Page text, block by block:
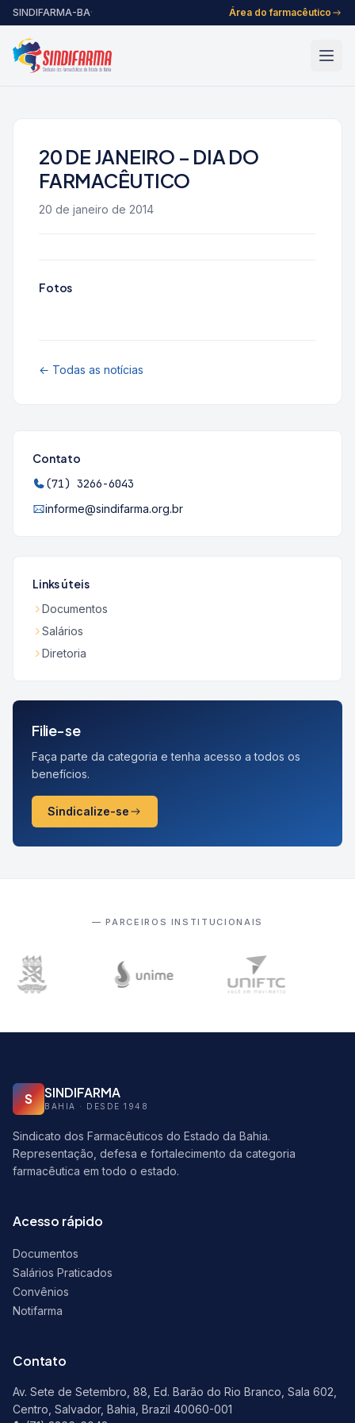
Pular para o conteúdo
SINDIFARMA-BA· Área do farmacêutico
20 DE JANEIRO – DIA DO
FARMACÊUTICO
20 de janeiro de 2014
Fotos
← Todas as notícias
Contato
(71) 3266-6043
informe@sindifarma.org.br
Links úteis
Documentos
Salários
Diretoria
Filie-se
Faça parte da categoria e tenha acesso a todos os
benefícios.
Sindicalize-se
— PARCEIROS INSTITUCIONAIS
S SINDIFARMA
BAHIA · DESDE 1948
Sindicato dos Farmacêuticos do Estado da Bahia.
Representação, defesa e fortalecimento da categoria
farmacêutica em todo o estado.
Acesso rápido
Documentos
Salários Praticados
Convênios
Notifarma
Contato
Av. Sete de Setembro, 88, Ed. Barão do Rio Branco, Sala 602,
Centro, Salvador, Bahia, Brazil 40060-001